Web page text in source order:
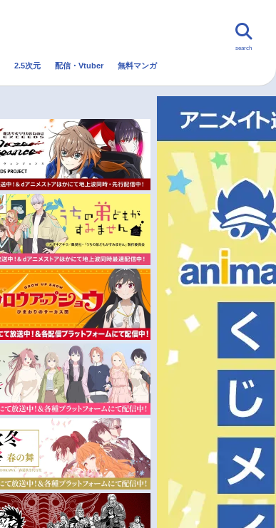
トレンド 無料マンガ
秋アニメ
冬アニメ
search
2.5次元 配信・Vtuber 無料マンガ